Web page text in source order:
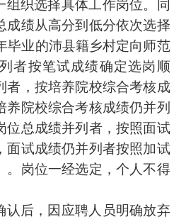
组织选择具体工作岗位。同
成绩从高分到低分依次选择
毕业的沛县籍乡村定向师范
者按笔试成绩确定选岗顺
者，按培养院校综合考核成
养院校综合考核成绩仍并列
位总成绩并列者，按照面试
面试成绩仍并列者按照加试
。岗位一经选定，个人不得
认后，因应聘人员明确放弃